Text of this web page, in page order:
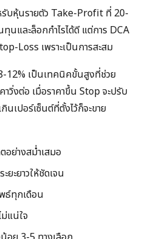
บหุ้นรายตัว Take-Profit ที่ 20-
นและล็อกกำไรได้ดี แต่การ DCA
Loss เพราะเป็นการสะสม
12% เป็นเทคนิคขั้นสูงที่ช่วย
วิ่งต่อ เมื่อราคาขึ้น Stop จะปรับ
นเปอร์เซ็นต์ที่ตั้งไว้ก็จะขาย
อย่างสม่ำเสมอ
ยะยาวให้ชัดเจน
ธ์ทุกเดือน
แน่ใจ